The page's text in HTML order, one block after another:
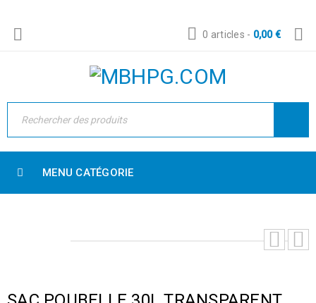
0 articles - 0,00€
MENU CATÉGORIE